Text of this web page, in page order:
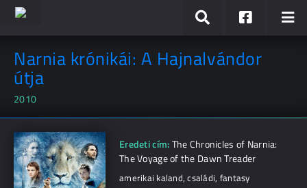
Narnia krónikái: A Hajnalvándor
útja
2010
Eredeti cím:The Chronicles of Narnia:
The Voyage of the Dawn Treader
amerikai kaland, családi, fantasy